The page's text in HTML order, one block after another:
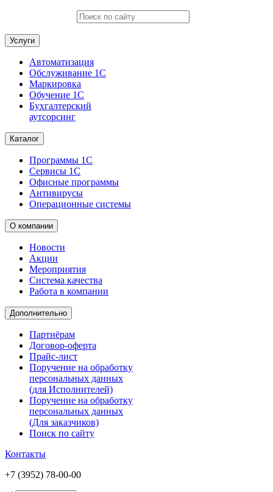
Услуги
Автоматизация
Обслуживание 1С
Маркировка
Обучение 1С
Бухгалтерский
аутсорсинг
Каталог
Программы 1С
Сервисы 1С
Офисные программы
Антивирусы
Операционные системы
О компании
Новости
Акции
Мероприятия
Система качества
Работа в компании
Дополнительно
Партнёрам
Договор-оферта
Прайс-лист
Поручение на обработку
персональных данных
(для Исполнителей)
Поручение на обработку
персональных данных
(Для заказчиков)
Поиск по сайту
Контакты
+7 (3952) 78-00-00